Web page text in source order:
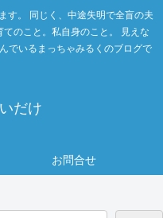
す。 同じく、中途失明で全盲の夫
のこと。私自身のこと。 見えな
でいるまっちゃみるくのブログで
だけ
お問合せ